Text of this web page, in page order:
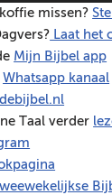
missen?
Laat het
Mijn Bijbel app
Whatsapp kanaal
debijbel.nl
Taal verder